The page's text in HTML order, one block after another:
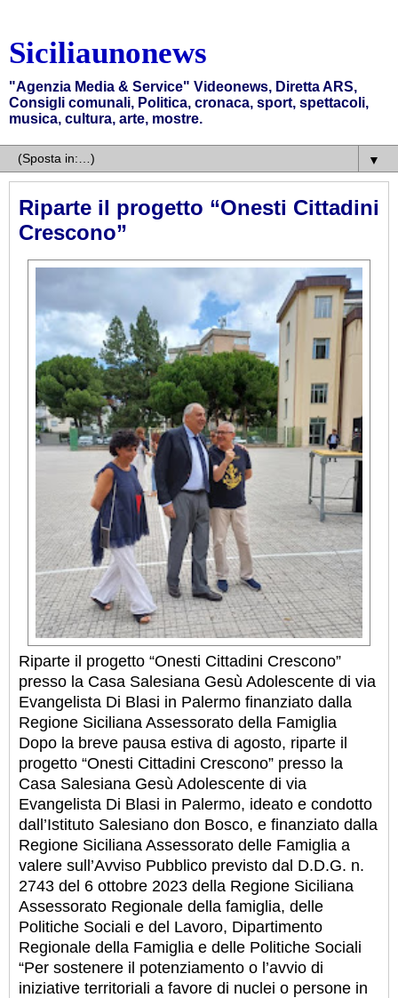
Siciliaunonews
"Agenzia Media & Service" Videonews, Diretta ARS,
Consigli comunali, Politica, cronaca, sport, spettacoli,
musica, cultura, arte, mostre.
▼
Riparte il progetto “Onesti Cittadini
Crescono”
Riparte il progetto “Onesti Cittadini Crescono”
presso la Casa Salesiana Gesù Adolescente di via
Evangelista Di Blasi in Palermo finanziato dalla
Regione Siciliana Assessorato della Famiglia
Dopo la breve pausa estiva di agosto, riparte il
progetto “Onesti Cittadini Crescono” presso la
Casa Salesiana Gesù Adolescente di via
Evangelista Di Blasi in Palermo, ideato e condotto
dall’Istituto Salesiano don Bosco, e finanziato dalla
Regione Siciliana Assessorato delle Famiglia a
valere sull’Avviso Pubblico previsto dal D.D.G. n.
2743 del 6 ottobre 2023 della Regione Siciliana
Assessorato Regionale della famiglia, delle
Politiche Sociali e del Lavoro, Dipartimento
Regionale della Famiglia e delle Politiche Sociali
“Per sostenere il potenziamento o l’avvio di
iniziative territoriali a favore di nuclei o persone in